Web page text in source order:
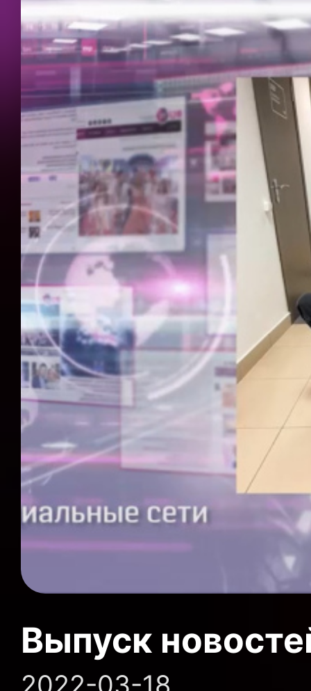
Выпуск
2022-03-18